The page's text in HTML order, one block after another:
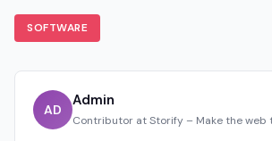
SOFTWARE
AD
Admin
Contributor at Storify – Make the web